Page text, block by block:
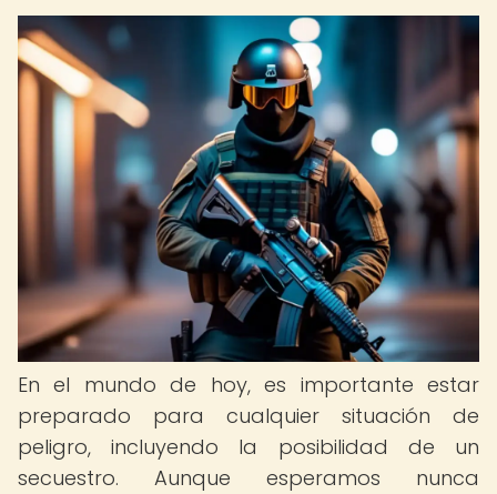
En el mundo de hoy, es importante estar
preparado para cualquier situación de
peligro, incluyendo la posibilidad de un
secuestro. Aunque esperamos nunca